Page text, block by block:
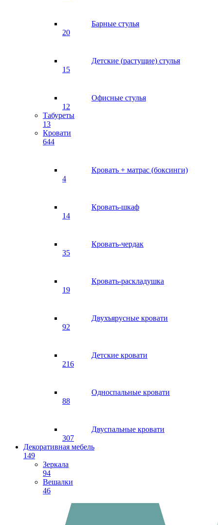
Барные стулья
20
Детские (растущие) стулья
15
Офисные стулья
12
Табуреты
13
Кровати
644
Кровать + матрас (боксинги)
4
Кровать-шкаф
14
Кровать-чердак
35
Кровать-раскладушка
19
Двухъярусные кровати
92
Детские кровати
216
Односпальные кровати
88
Двуспальные кровати
307
Декоративная мебель
149
Зеркала
94
Вешалки
46